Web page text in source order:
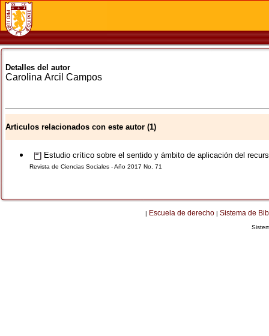
Detalles del autor
Carolina Arcil Campos
Articulos relacionados con este autor (1)
Estudio crítico sobre el sentido y ámbito de aplicación del
Revista de Ciencias Sociales - Año 2017 No. 71
| Escuela de derecho | Sistema de